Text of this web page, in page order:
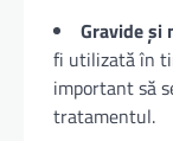
Gravide și
fi utilizată în
important să
tratamentul.